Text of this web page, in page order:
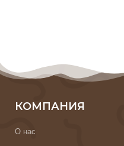
КОМПАНИЯ
О нас